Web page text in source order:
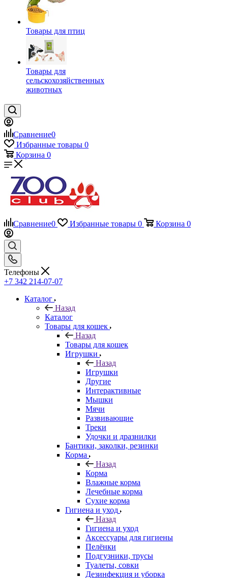
Товары для птиц
Товары для
сельскохозяйственных
животных
Сравнение0
Избранные товары 0
Корзина 0
Сравнение0 Избранные товары 0 Корзина 0
Телефоны
+7 342 214-07-07
Каталог
Назад
Каталог
Товары для кошек
Назад
Товары для кошек
Игрушки
Назад
Игрушки
Другие
Интерактивные
Мышки
Мячи
Развивающие
Треки
Удочки и дразнилки
Бантики, заколки, резинки
Корма
Назад
Корма
Влажные корма
Лечебные корма
Сухие корма
Гигиена и уход
Назад
Гигиена и уход
Аксессуары для гигиены
Пелёнки
Подгузники, трусы
Туалеты, совки
Дезинфекция и уборка